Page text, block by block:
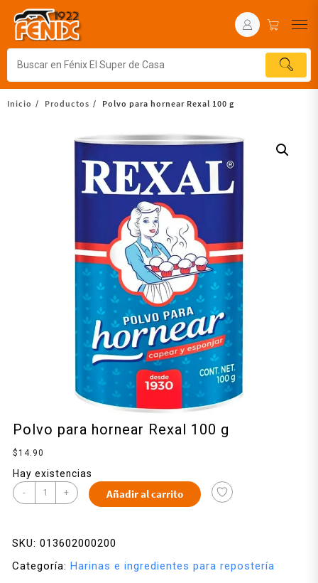
Inicio Productos Polvo para hornear Rexal 100 g
Polvo para hornear Rexal 100 g
$ 14.90
Hay existencias
- + Añadir al carrito
SKU: 013602000200
Categoría: Harinas e ingredientes para repostería